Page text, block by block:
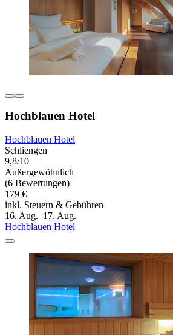
Hochblauen Hotel
Hochblauen Hotel
Schliengen
9,8/10
Außergewöhnlich
(6 Bewertungen)
179 €
inkl. Steuern & Gebühren
16. Aug.–17. Aug.
Hochblauen Hotel